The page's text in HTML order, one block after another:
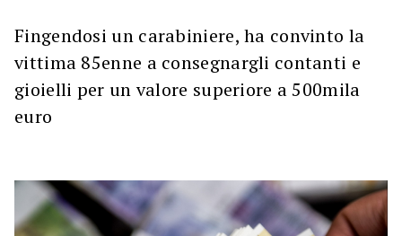
Fingendosi un carabiniere, ha convinto la
vittima 85enne a consegnargli contanti e
gioielli per un valore superiore a 500mila
euro